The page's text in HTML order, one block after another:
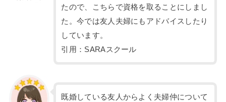
たので、こちらで資格を取ることにしまし
た。今では友人夫婦にもアドバイスしたり
しています。
引用：SARAスクール
既婚している友人からよく夫婦仲について